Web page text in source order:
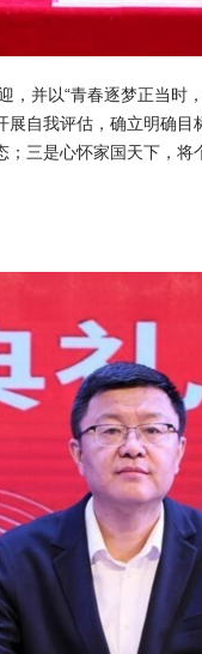
并以“青春逐梦正当时
自我评估，确立明确
三是心怀家国天下，